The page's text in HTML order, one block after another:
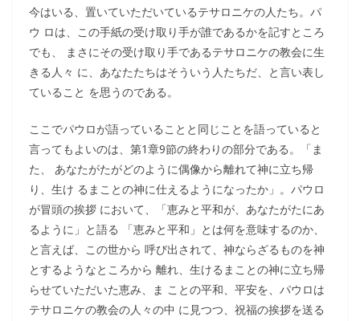
今はいる、置いていただいているテサロニケの人たち。パ
ウ ロは、この手紙の受け取り手が誰であるかを記すところ
でも、 まさにその受け取り手であるテサロニケの教会に生
きる人々 に、あなたたちはそういう人たちだ、と言い表し
ていること を思うのである。
ここでパウロが語っていることと同じことを語っていると
言ってもよいのは、第1章9節の終わりの部分である。「ま
た、 あなたがたがどのように偶像から離れて神に立ち帰
り、生け るまことの神に仕えるようになったか」。パウロ
が冒頭の挨拶 において、「恵みと平和が、あなたがたにあ
るように」と語る 「恵みと平和」とは何を意味するのか、
と言えば、この世から 呼び出されて、神ならざるものを神
とするようなところから 離れ、生けるまことの神に立ち帰
らせていただいた恵み、ま ことの平和、平安を、パウロは
テサロニケの教会の人々の中 に見つつ、祝福の挨拶を送る